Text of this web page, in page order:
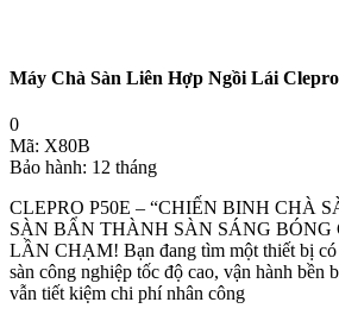
Máy Chà Sàn Liên Hợp Ngồi Lái
0
Mã: X80B
Bảo hành: 12 tháng
CLEPRO P50E – “CHIẾN BINH CHÀ
SÀN BẨN THÀNH SÀN SÁNG BÓNG
LẦN CHẠM! Bạn đang tìm một thiết bị có
sàn công nghiệp tốc độ cao, vận hành bền
vẫn tiết kiệm chi phí nhân công